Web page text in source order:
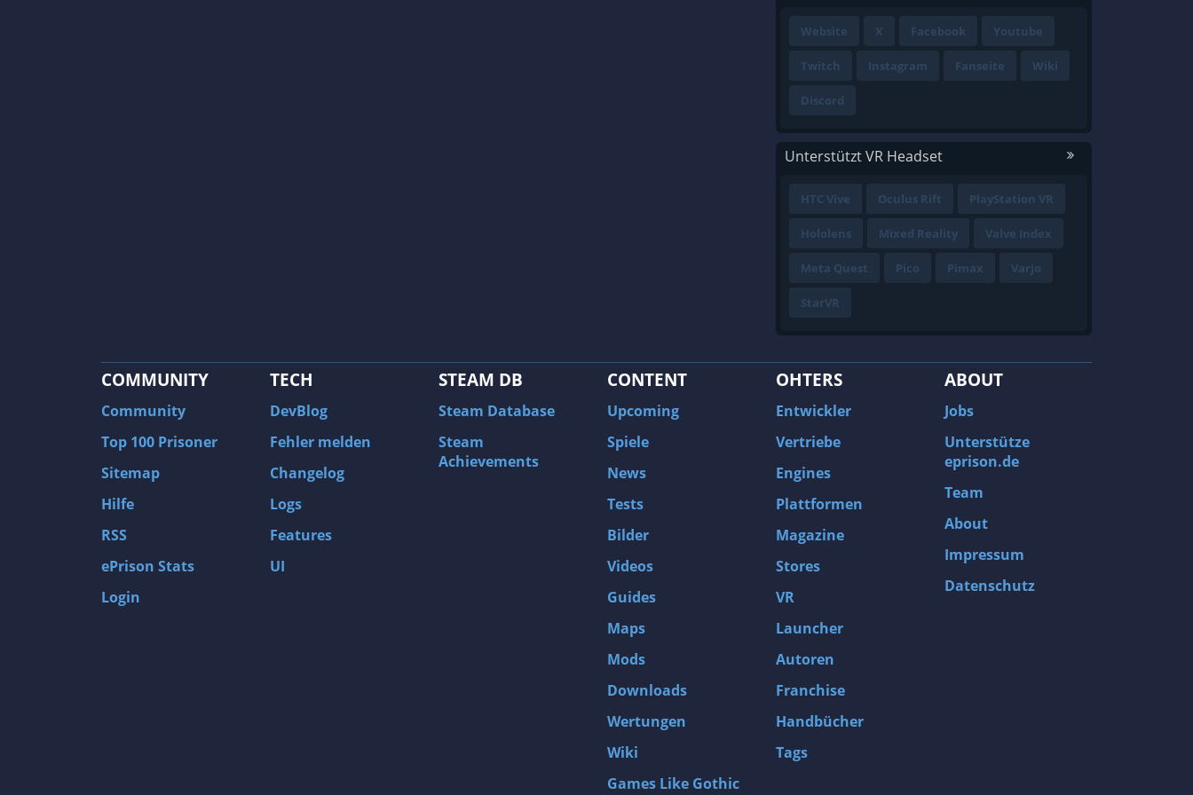
Website X Facebook Youtube
Twitch Instagram Fanseite Wiki
Discord
Unterstützt VR Headset
HTC Vive Oculus Rift PlayStation VR
Hololens Mixed Reality Valve Index
Meta Quest Pico Pimax Varjo
StarVR
COMMUNITY
Community
Top 100 Prisoner
Sitemap
Hilfe
RSS
ePrison Stats
Login
TECH
DevBlog
Fehler melden
Changelog
Logs
Features
UI
STEAM DB
Steam Database
Steam
Achievements
CONTENT
Upcoming
Spiele
News
Tests
Bilder
Videos
Guides
Maps
Mods
Downloads
Wertungen
Wiki
Games Like Gothic
OHTERS
Entwickler
Vertriebe
Engines
Plattformen
Magazine
Stores
VR
Launcher
Autoren
Franchise
Handbücher
Tags
ABOUT
Jobs
Unterstütze
eprison.de
Team
About
Impressum
Datenschutz